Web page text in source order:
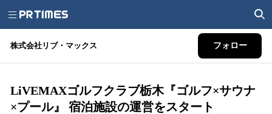
株式会社リブ・マックス フォロー
LiVEMAXゴルフクラブ栃木『ゴルフ×サウナ
×プール』 宿泊施設の運営をスタート